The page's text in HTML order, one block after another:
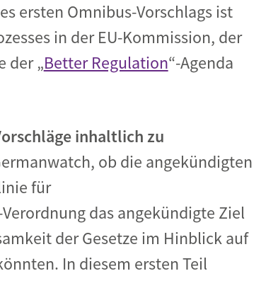
ersten Omnibus-Vorschlags ist
in der EU-Kommission, der
der „Better Regulation“-Agenda
inhaltlich zu
ob die angekündigten
für
das angekündigte Ziel
der Gesetze im Hinblick auf
In diesem ersten Teil